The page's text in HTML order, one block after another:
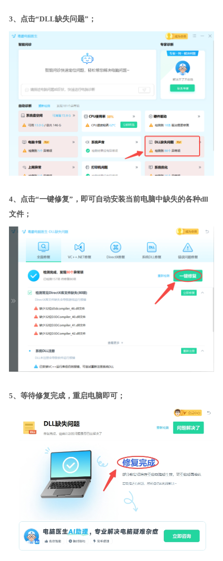
3、点击“DLL缺失问题”；
4、点击“一键修复”，即可自动安装当前电脑中缺失的各种dll
文件；
5、等待修复完成，重启电脑即可；